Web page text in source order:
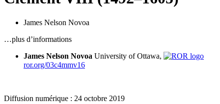
James Nelson Novoa
…plus d’informations
James Nelson Novoa University of Ottawa,
ror.org/03c4mmv16
Diffusion numérique : 24 octobre 2019